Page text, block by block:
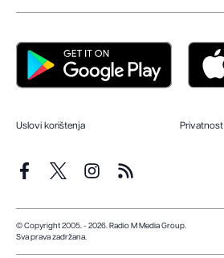
Uslovi korištenja Privatnost
© Copyright 2005. - 2026. Radio M Media Group.
Sva prava zadržana.